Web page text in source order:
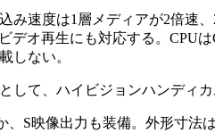
み速度は1層メディアが2倍速
デオ再生にも対応する。CPU
しない。
して、ハイビジョンハンディ
S映像出力も装備。外形寸法は